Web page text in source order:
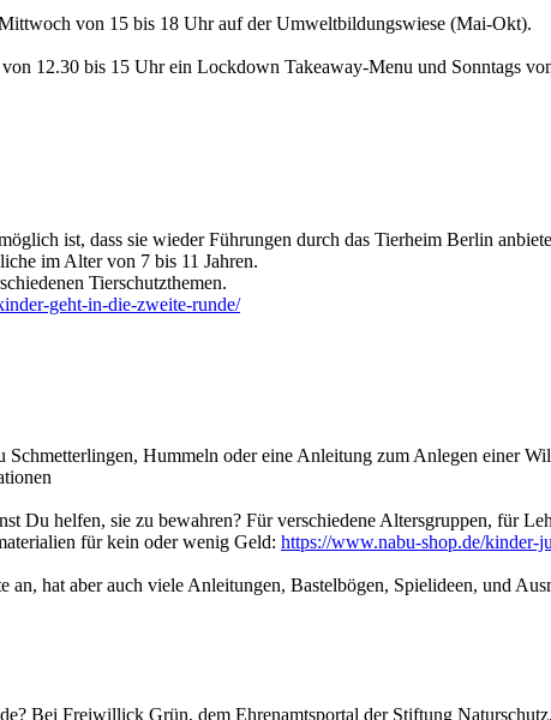
von 15 bis 18 Uhr auf der Umweltbildungswiese (Mai-Okt).
12.30 bis 15 Uhr ein Lockdown Takeaway-Menu und Sonntags
ist, dass sie wieder Führungen durch das Tierheim Berlin
im Alter von 7 bis 11 Jahren.
Tierschutzthemen.
geht-in-die-zweite-runde/
Hummeln oder eine Anleitung zum Anlegen einer
Du helfen, sie zu bewahren? Für verschiedene Altersgruppen, für
für kein oder wenig Geld: https://www.nabu-shop.de/kinder-
hat aber auch viele Anleitungen, Bastelbögen, Spielideen, und
Bei Freiwillick Grün, dem Ehrenamtsportal der Stiftung